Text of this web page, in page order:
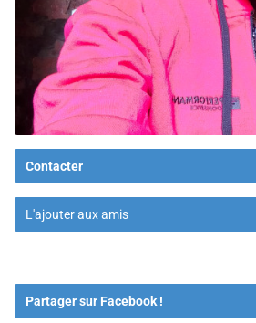
Contacter
L'ajouter aux amis
Partager sur Facebook !